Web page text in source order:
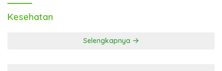
Kesehatan
Selengkapnya